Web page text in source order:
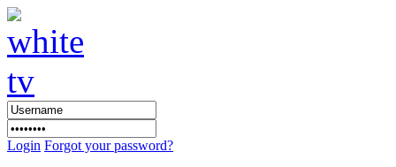
Login Forgot your password?